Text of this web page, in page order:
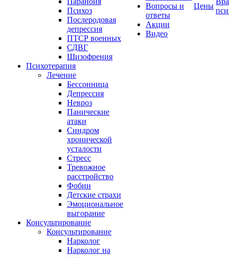
Психоз
Послеродовая
депрессия
ПТСР военных
СДВГ
Шизофрения
Психотерапия
Лечение
Бессонница
Депрессия
Невроз
Панические
атаки
Синдром
хронической
усталости
Стресс
Тревожное
расстройство
Фобии
Детские страхи
Эмоциональное
выгорание
Консультирование
Консультирование
Нарколог
Нарколог на
Вопросы и
ответы
Акции
Видео
Цены